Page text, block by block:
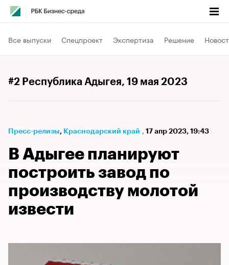
Все выпуски Спецпроект Экспертиза Решение
#2 Республика Адыгея, 19 мая 2023
Пресс-релизы⁠, Краснодарский край , 17 апр 2023, 19:43
В Адыгее планируют
построить завод по
производству молотой
извести